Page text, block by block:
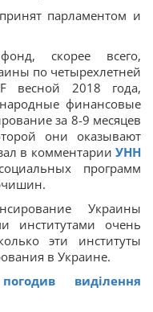
парламентом и
скорее всего,
по четырехлетней
весной 2018 года,
финансовые
за 8-9 месяцев
они оказывают
в комментарии УНН
программ
Украины
институтами очень
эти институты
в Украине.
виділення